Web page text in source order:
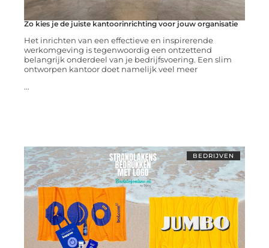
Zo kies je de juiste kantoorinrichting voor jouw organisatie
Het inrichten van een effectieve en inspirerende
werkomgeving is tegenwoordig een ontzettend
belangrijk onderdeel van je bedrijfsvoering. Een slim
ontworpen kantoor doet namelijk veel meer
...
BEDRIJVEN